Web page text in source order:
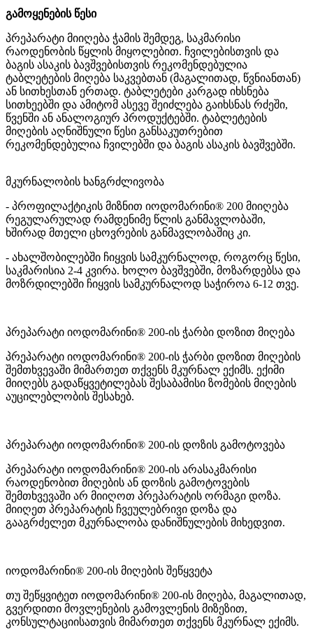
გამოყენების წესი
პრეპარატი მიიღება ჭამის შემდეგ, საკმარისი
რაოდენობის წყლის მიყოლებით. ჩვილებისთვის და
ბაგის ასაკის ბავშვებისთვის რეკომენდებულია
ტაბლეტების მიღება საკვებთან (მაგალითად, წვნიანთან)
ან სითხესთან ერთად. ტაბლეტები კარგად იხსნება
სითხეებში და ამიტომ ასევე შეიძლება გაიხსნას რძეში,
წვენში ან ანალოგიურ პროდუქტებში. ტაბლეტების
მიღების აღნიშნული წესი განსაკუთრებით
რეკომენდებულია ჩვილებში და ბაგის ასაკის ბავშვებში.
მკურნალობის ხანგრძლივობა
- პროფილაქტიკის მიზნით იოდომარინი® 200 მიიღება
რეგულარულად რამდენიმე წლის განმავლობაში,
ხშირად მთელი ცხოვრების განმავლობაშიც კი.
- ახალშობილებში ჩიყვის სამკურნალოდ, როგორც წესი,
საკმარისია 2-4 კვირა. ხოლო ბავშვებში, მოზარდებსა და
მოზრდილებში ჩიყვის სამკურნალოდ საჭიროა 6-12 თვე.
პრეპარატი იოდომარინი® 200-ის ჭარბი დოზით მიღება
პრეპარატი იოდომარინი® 200-ის ჭარბი დოზით მიღების
შემთხვევაში მიმართეთ თქვენს მკურნალ ექიმს. ექიმი
მიიღებს გადაწყვეტილებას შესაბამისი ზომების მიღების
აუცილებლობის შესახებ.
პრეპარატი იოდომარინი® 200-ის დოზის გამოტოვება
პრეპარატი იოდომარინი® 200-ის არასაკმარისი
რაოდენობით მიღების ან დოზის გამოტოვების
შემთხვევაში არ მიიღოთ პრეპარატის ორმაგი დოზა.
მიიღეთ პრეპარატის ჩვეულებრივი დოზა და
გააგრძელეთ მკურნალობა დანიშნულების მიხედვით.
იოდომარინი® 200-ის მიღების შეწყვეტა
თუ შეწყვიტეთ იოდომარინი® 200-ის მიღება, მაგალითად,
გვერდითი მოვლენების გამოვლენის მიზეზით,
კონსულტაციისათვის მიმართეთ თქვენს მკურნალ ექიმს.